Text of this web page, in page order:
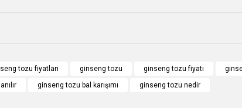
tozu fiyatları ginseng tozu ginseng tozu fiyatı
ginseng tozu bal karışımı ginseng tozu nedir